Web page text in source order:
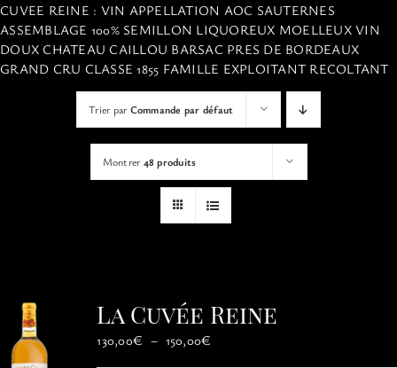
OFFRIR UNE EXPERIENCE
BOUTIQUE EN LIGNE
ACTUALITÉS
CUVEE REINE : VIN APPELLATION AOC SAUTERNES
ASSEMBLAGE 100% SEMILLON LIQUOREUX MOELLEUX VIN
DOUX CHATEAU CAILLOU BARSAC PRES DE BORDEAUX
GRAND CRU CLASSE 1855 FAMILLE EXPLOITANT RECOLTANT
Trier parCommande par défaut
Montrer48 produits
La Cuvée Reine
130,00€ – 150,00€